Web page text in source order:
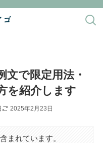
文で限定用法・
を紹介します
2025年2月23日
まれています。